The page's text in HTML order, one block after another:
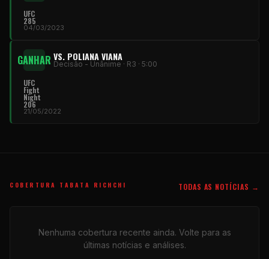
UFC
285
04/03/2023
GANHAR VS. POLIANA VIANA
Decisão - Unânime · R3 · 5:00
UFC
Fight
Night
206
21/05/2022
COBERTURA TABATA RICHCHI TODAS AS NOTÍCIAS →
Nenhuma cobertura recente ainda. Volte para as
últimas notícias e análises.